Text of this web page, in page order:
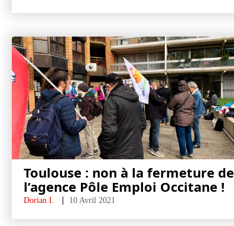
Toulouse : non à la fermeture de
l’agence Pôle Emploi Occitane !
Dorian I. 10 Avril 2021